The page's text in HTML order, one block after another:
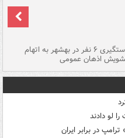
دستگیری ۶ نفر در بهشهر به اتهام
اذهان عمومی
لو دادند
در برابر ایران